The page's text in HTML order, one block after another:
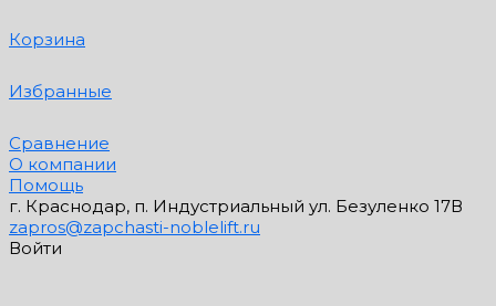
Корзина
Избранные
Сравнение
О компании
Помощь
г. Краснодар, п. Индустриальный ул. Безуленко 17В
zapros@zapchasti-noblelift.ru
Войти